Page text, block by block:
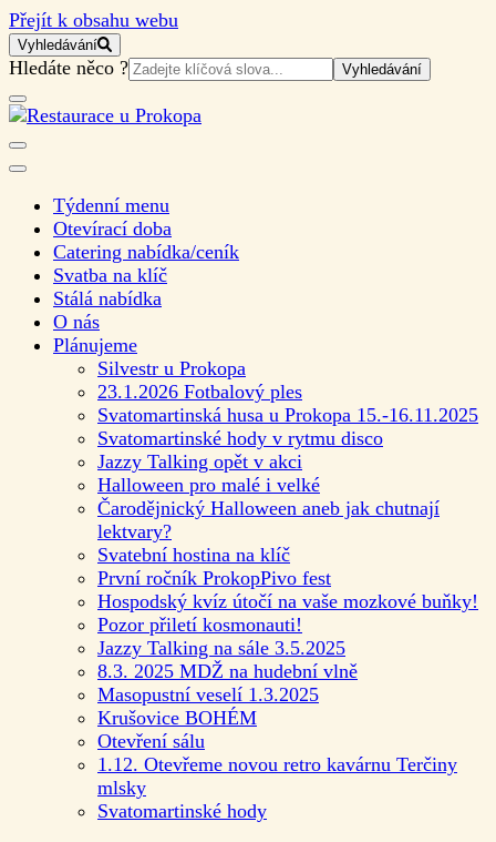
Přejít k obsahu webu
Vyhledávání
Vyhledat:
Hledáte něco ?
Restaurace u Prokopa
Týdenní menu
Otevírací doba
Catering nabídka/ceník
Svatba na klíč
Stálá nabídka
O nás
Plánujeme
Silvestr u Prokopa
23.1.2026 Fotbalový ples
Svatomartinská husa u Prokopa 15.-16.11.2025
Svatomartinské hody v rytmu disco
Jazzy Talking opět v akci
Halloween pro malé i velké
Čarodějnický Halloween aneb jak chutnají
lektvary?
Svatební hostina na klíč
První ročník ProkopPivo fest
Hospodský kvíz útočí na vaše mozkové buňky!
Pozor přiletí kosmonauti!
Jazzy Talking na sále 3.5.2025
8.3. 2025 MDŽ na hudební vlně
Masopustní veselí 1.3.2025
Krušovice BOHÉM
Otevření sálu
1.12. Otevřeme novou retro kavárnu Terčiny
mlsky
Svatomartinské hody